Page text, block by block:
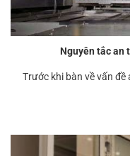
Nguyên tắc an
Trước khi bàn về vấn